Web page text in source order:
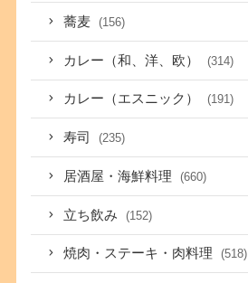
蕎麦 (156)
カレー（和、洋、欧） (314)
カレー（エスニック） (191)
寿司 (235)
居酒屋・海鮮料理 (660)
立ち飲み (152)
焼肉・ステーキ・肉料理 (518)